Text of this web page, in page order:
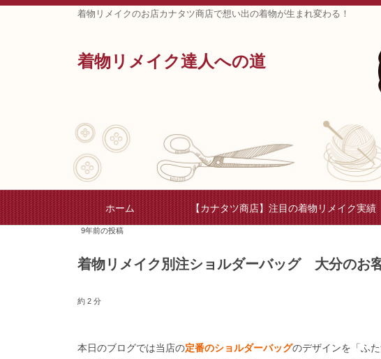
着物リメイクのお店カナタツ商店で想い出の着物が生まれ変わる！
着物リメイク達人への道
ホーム 【カナタツ商店】注目の着物リメイク実績
9年前の投稿
着物リメイク別注ショルダーバッグ 大分のお
約 2 分
本日のブログでは当店の定番のショルダーバッグのデザインを「ふ